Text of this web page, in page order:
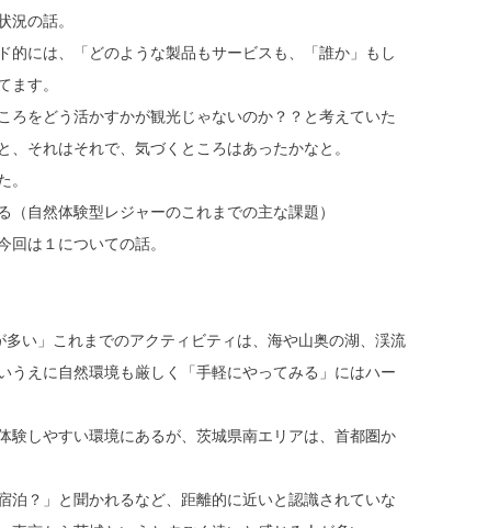
況の話。
には、「どのような製品もサービスも、「誰か」もし
ます。
をどう活かすかが観光じゃないのか？？と考えていた
それはそれで、気づくところはあったかなと。
。
自然体験型レジャーのこれまでの主な課題）
は１についての話。
い」これまでのアクティビティは、海や山奥の湖、渓流
えに自然環境も厳しく「手軽にやってみる」にはハー
験しやすい環境にあるが、茨城県南エリアは、首都圏か
？」と聞かれるなど、距離的に近いと認識されていな